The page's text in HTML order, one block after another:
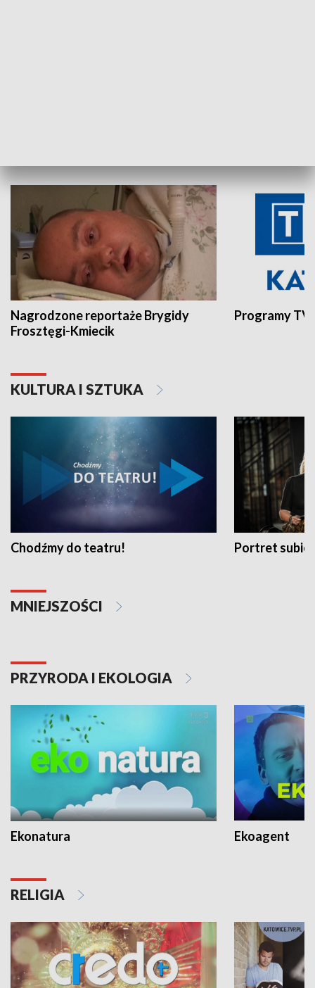
Nagrodzone reportaże Brygidy
Frosztęgi-Kmiecik
Programy
KULTURA I SZTUKA
Chodźmy do teatru! Portret
MNIEJSZOŚCI
PRZYRODA I EKOLOGIA
Ekonatura Ekoagent
RELIGIA